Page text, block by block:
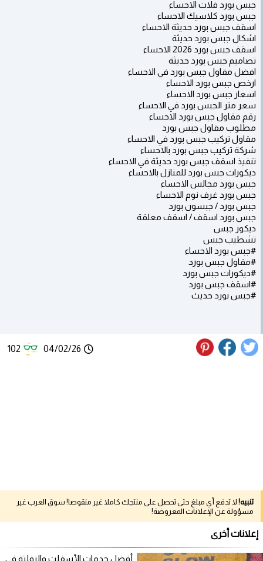
جبس بورد فلات الاحساء
جبس بورد كلاسيك الاحساء
اسقف جبس بورد حديثة الاحساء
اشكال جبس بورد حديثة
اسقف جبس بورد 2026 الاحساء
تصاميم جبس بورد حديثة
افضل مقاول جبس بورد في الاحساء
ارخص جبس بورد الاحساء
اسعار جبس بورد الاحساء
سعر متر الجبس بورد في الاحساء
رقم مقاول جبس بورد الاحساء
مطلوب مقاول جبس بورد
مقاول تركيب جبس بورد في الاحساء
شركة تركيب جبس بورد بالاحساء
تنفيذ اسقف جبس بورد حديثة في الاحساء
ديكورات جبس بورد للمنازل بالاحساء
جبس بورد مجالس الاحساء
جبس بورد غرف نوم الاحساء
جبس بورد / جبسون بورد
جبس بورد اسقف / اسقف معلقة
ديكور جبس
تشطيب جبس
#جبس بورد الاحساء
#مقاول جبس بورد
#ديكورات جبس بورد
#اسقف جبس بورد
#جبس بورد حديث
04/02/26
102
تنبيه! لا تدفع أي مبلغ حتى تحصل على منتجك كاملا غير منقوصا! سوق العرب غير
مسؤولة عن الإعلانات المعروضة!
إعلانات أخرى
أفضل خدمات الأسفلت والزفلتة في